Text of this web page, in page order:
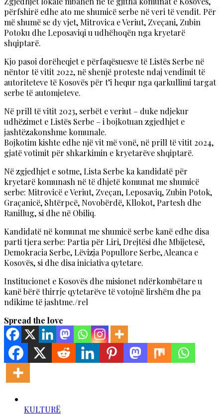
përfshirë edhe ato me shumicë serbe në veri të vendit. Për
më shumë se dy vjet, Mitrovica e Veriut, Zveçani, Zubin
Potoku dhe Leposaviqi u udhëhoqën nga kryetarë
shqiptarë.
Kjo pasoi dorëheqjet e përfaqësuesve të Listës Serbe në
nëntor të vitit 2022, në shenjë proteste ndaj vendimit të
autoriteteve të Kosovës për t’i hequr nga qarkullimi targat
serbe të automjeteve.
Në prill të vitit 2023, serbët e veriut – duke ndjekur
udhëzimet e Listës Serbe – i bojkotuan zgjedhjet e
jashtëzakonshme komunale.
Bojkotim kishte edhe një vit më vonë, në prill të vitit 2024,
gjatë votimit për shkarkimin e kryetarëve shqiptarë.
Në zgjedhjet e sotme, Lista Serbe ka kandidatë për
kryetarë komunash në të dhjetë komunat me shumicë
serbe: Mitrovicë e Veriut, Zveçan, Leposaviq, Zubin Potok,
Graçanicë, Shtërpcë, Novobërdë, Kllokot, Partesh dhe
Ranillug, si dhe në Obiliq.
Kandidatë në komunat me shumicë serbe kanë edhe disa
parti tjera serbe: Partia për Liri, Drejtësi dhe Mbijetesë,
Demokracia Serbe, Lëvizja Popullore Serbe, Aleanca e
Kosovës, si dhe disa iniciativa qytetare.
Institucionet e Kosovës dhe misionet ndërkombëtare u
kanë bërë thirrje qytetarëve të votojnë lirshëm dhe pa
ndikime të jashtme./rel
Spread the love
KULTURË